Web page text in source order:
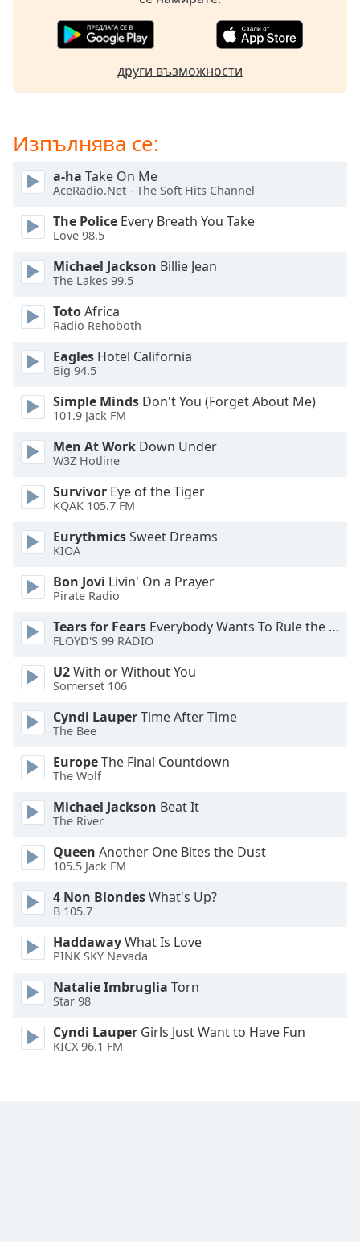
will
close
window.
Text
Color
Opacity
Text
Color
Opacity
Caption
Background
Color
Opacity
Font
Size
Text
Edge
Family
Reset
Close
Modal
End
window.
други възможности
Изпълнява се:
a-ha Take On Me
AceRadio.Net - The Soft Hits Channel
The Police Every Breath You Take
Love 98.5
Michael Jackson Billie Jean
The Lakes 99.5
TotoAfrica
Radio Rehoboth
Eagles Hotel California
Big 94.5
Simple Minds Don't You (Forget About Me)
101.9 Jack FM
Men At Work Down Under
W3Z Hotline
Survivor Eye of the Tiger
KQAK 105.7 FM
EurythmicsSweet Dreams
KIOA
Bon Jovi Livin' On a Prayer
Pirate Radio
Tears for Fears Everybody Wants To Rule the World
FLOYD'S 99 RADIO
U2With or Without You
Somerset 106
Cyndi LauperTime After Time
The Bee
EuropeThe Final Countdown
The Wolf
Michael Jackson Beat It
The River
Queen Another One Bites the Dust
105.5 Jack FM
4 Non BlondesWhat's Up?
B 105.7
HaddawayWhat Is Love
PINK SKY Nevada
Natalie Imbruglia Torn
Star 98
Cyndi Lauper Girls Just Want to Have Fun
KICX 96.1 FM